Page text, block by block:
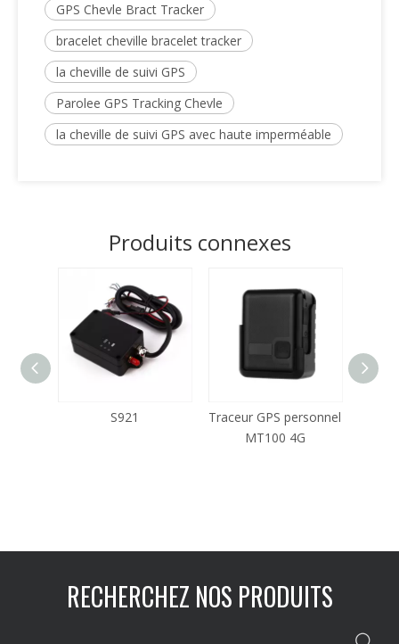
GPS Chevle Bract Tracker
bracelet cheville bracelet tracker
la cheville de suivi GPS
Parolee GPS Tracking Chevle
la cheville de suivi GPS avec haute imperméable
Produits connexes
S921
Traceur GPS personnel
MT100 4G
RECHERCHEZ NOS PRODUITS